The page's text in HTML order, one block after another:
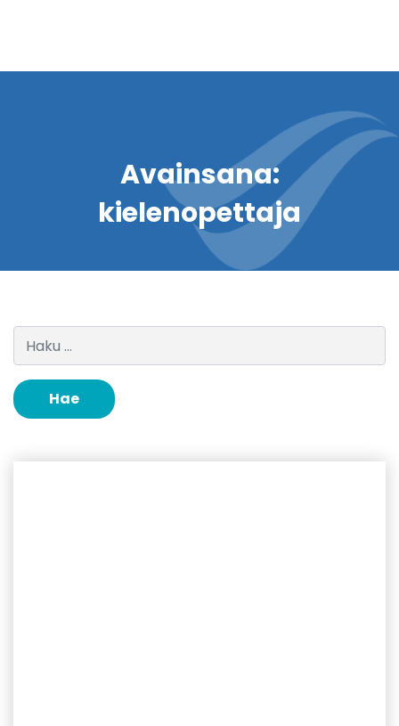
Avainsana:
kielenopettaja
Haku: